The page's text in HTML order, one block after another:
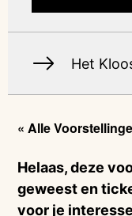
« Alle
Helaas, deze
geweest en
voor je
Het